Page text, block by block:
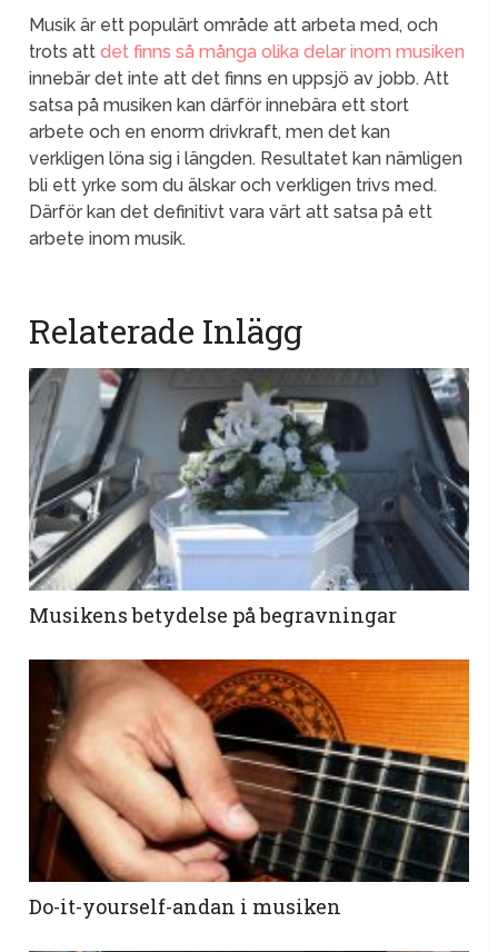
Musik är ett populärt område att arbeta med, och
trots attdet finns så många olika delar inom musiken
innebär det inte att det finns en uppsjö av jobb. Att
satsa på musiken kan därför innebära ett stort
arbete och en enorm drivkraft, men det kan
verkligen löna sig i längden. Resultatet kan nämligen
bli ett yrke som du älskar och verkligen trivs med.
Därför kan det definitivt vara värt att satsa på ett
arbete inom musik.
Relaterade Inlägg
Musikens betydelse på begravningar
Do-it-yourself-andan i musiken